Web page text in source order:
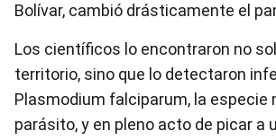
Bolívar, cambió drásticamente el
Los científicos lo encontraron no
territorio, sino que lo detectaron
Plasmodium falciparum, la especie
parásito, y en pleno acto de picar a